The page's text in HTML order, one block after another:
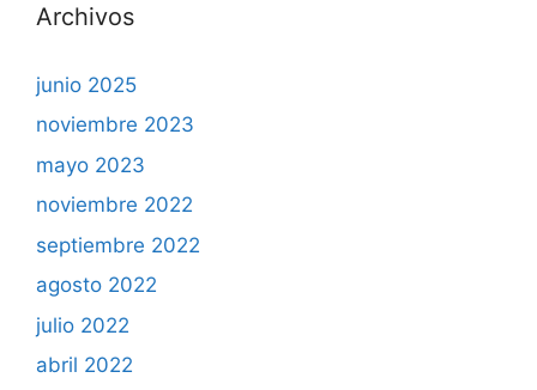
Archivos
junio 2025
noviembre 2023
mayo 2023
noviembre 2022
septiembre 2022
agosto 2022
julio 2022
abril 2022